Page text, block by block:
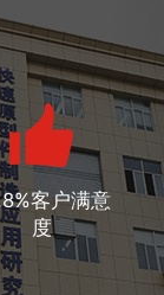
客户满意
度